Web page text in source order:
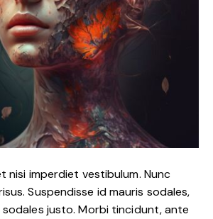
nisi imperdiet vestibulum. Nunc
Suspendisse id mauris sodales,
justo. Morbi tincidunt, ante